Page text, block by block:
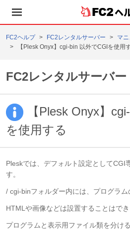
ヘ
FC2ヘルプ FC2レンタルサーバー
マ
【Plesk Onyx】cgi-bin 以外でCGIを使用
FC2レンタルサーバ
【Plesk Onyx】
を使用する
Pleskでは、デフォルト設定としてCGI
す。
/ cgi-binフォルダー内には、プログラム
HTMLや画像などは設置することはでき
プログラムと表示用ファイル類を分け